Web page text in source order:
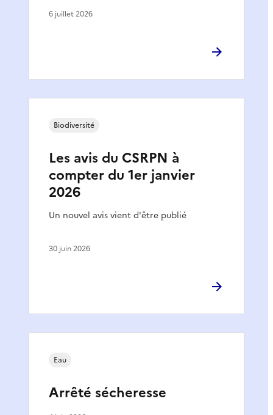
6 juillet 2026
Les avis du CSRPN à
compter du 1er janvier
2026
Un nouvel avis vient d'être publié
Biodiversité
30 juin 2026
Arrêté sécheresse
Eau